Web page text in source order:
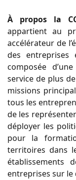
À propos la
appartient au
accélérateur de
des entreprises
composée
service de plus
missions
tous les
de les
déployer les
pour la
territoires dans
établissements
entreprises sur